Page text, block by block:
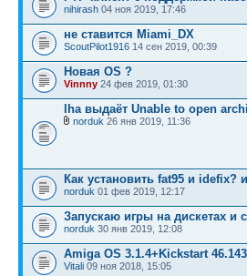
nihirash 04 ноя 2019, 17:46
не ставится Miami_DX
ScoutPilot1916 14 сен 2019, 00:39
Новая OS ?
Vinnny 24 фев 2019, 01:30
lha выдаёт Unable to open
norduk 26 янв 2019, 11:36
Как установить fat95 и idefix?
norduk 01 фев 2019, 12:17
Запускаю игры на дискетах и
norduk 30 янв 2019, 12:08
Amiga OS 3.1.4+Kickstart 46.143
Vitali 09 ноя 2018, 15:05